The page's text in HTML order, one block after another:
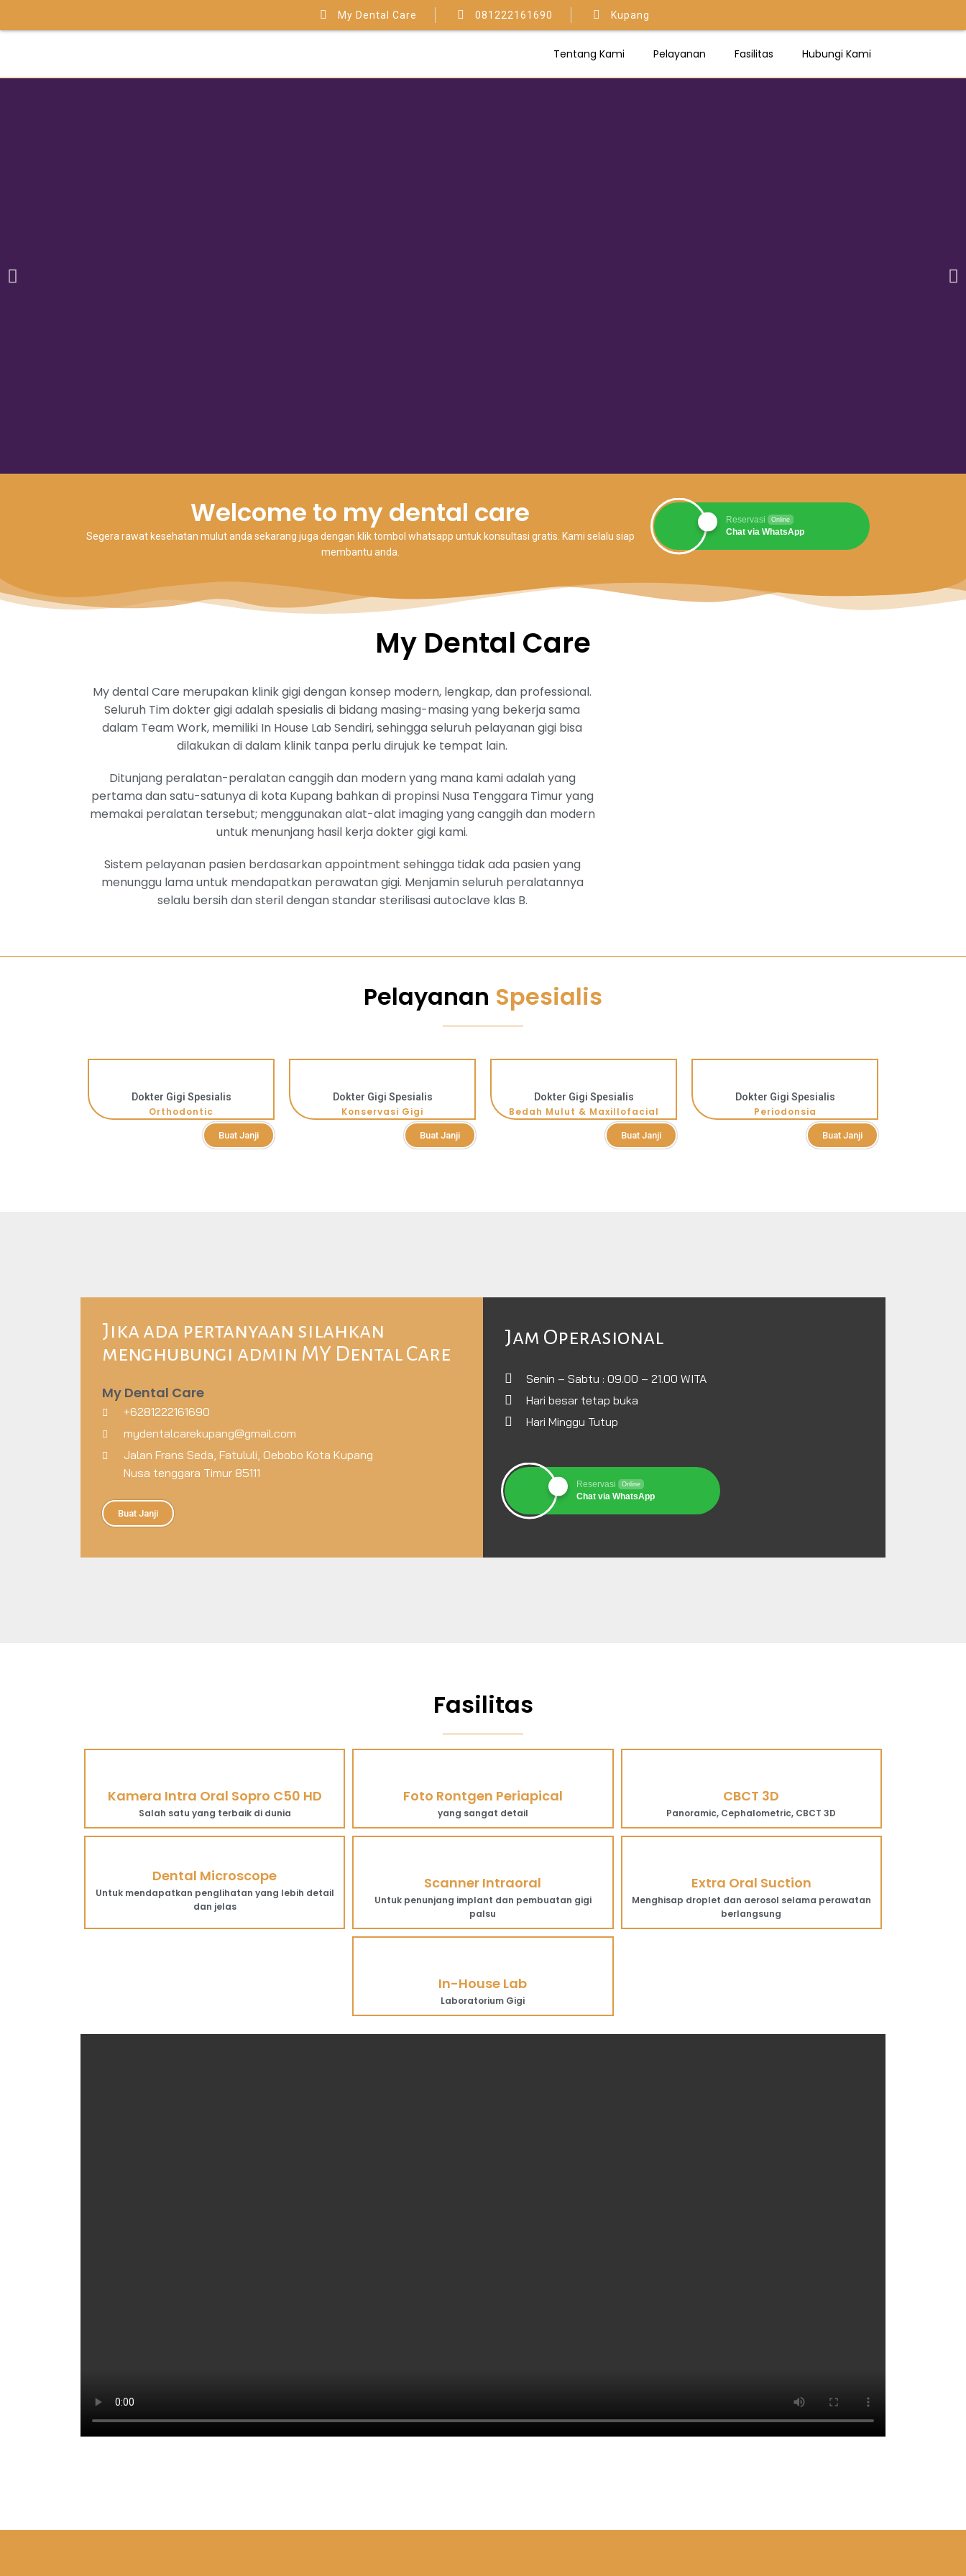
My Dental Care 081222161690 Kupang
Tentang Kami Pelayanan Fasilitas Hubungi Kami
Welcome to my dental care
Segera rawat kesehatan mulut anda sekarang juga dengan klik tombol whatsapp untuk konsultasi gratis. Kami selalu siap
membantu anda.
Reservasi Online
Chat via WhatsApp
My Dental Care
My dental Care merupakan klinik gigi dengan konsep modern, lengkap, dan professional.
Seluruh Tim dokter gigi adalah spesialis di bidang masing-masing yang bekerja sama
dalam Team Work, memiliki In House Lab Sendiri, sehingga seluruh pelayanan gigi bisa
dilakukan di dalam klinik tanpa perlu dirujuk ke tempat lain.
Ditunjang peralatan-peralatan canggih dan modern yang mana kami adalah yang
pertama dan satu-satunya di kota Kupang bahkan di propinsi Nusa Tenggara Timur yang
memakai peralatan tersebut; menggunakan alat-alat imaging yang canggih dan modern
untuk menunjang hasil kerja dokter gigi kami.
Sistem pelayanan pasien berdasarkan appointment sehingga tidak ada pasien yang
menunggu lama untuk mendapatkan perawatan gigi. Menjamin seluruh peralatannya
selalu bersih dan steril dengan standar sterilisasi autoclave klas B.
Pelayanan Spesialis
Dokter Gigi Spesialis
Orthodontic
Buat Janji
Dokter Gigi Spesialis
Konservasi Gigi
Buat Janji
Dokter Gigi Spesialis
Bedah Mulut & Maxillofacial
Buat Janji
Dokter Gigi Spesialis
Periodonsia
Buat Janji
Jika ada pertanyaan silahkan
menghubungi admin MY Dental Care
My Dental Care
+6281222161690
mydentalcarekupang@gmail.com
Jalan Frans Seda, Fatululi, Oebobo Kota Kupang
Nusa tenggara Timur 85111
Buat Janji
Jam Operasional
Senin – Sabtu : 09.00 – 21.00 WITA
Hari besar tetap buka
Hari Minggu Tutup
Reservasi Online
Chat via WhatsApp
Fasilitas
Kamera Intra Oral Sopro C50 HD
Salah satu yang terbaik di dunia
Foto Rontgen Periapical
yang sangat detail
CBCT 3D
Panoramic, Cephalometric, CBCT 3D
Dental Microscope
Untuk mendapatkan penglihatan yang lebih detail
dan jelas
Scanner Intraoral
Untuk penunjang implant dan pembuatan gigi
palsu
Extra Oral Suction
Menghisap droplet dan aerosol selama perawatan
berlangsung
In-House Lab
Laboratorium Gigi